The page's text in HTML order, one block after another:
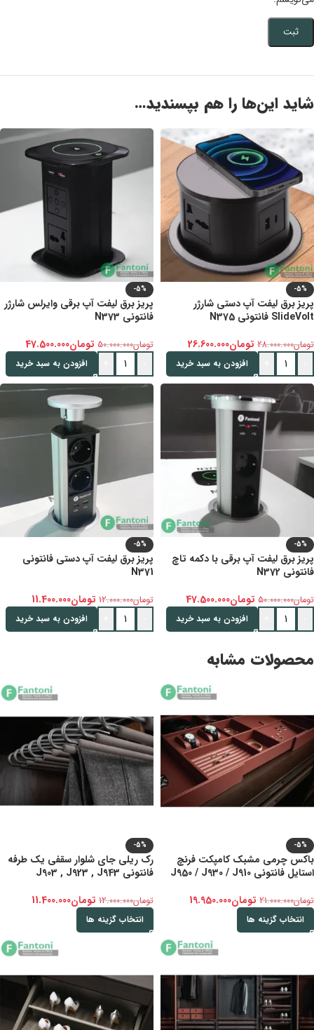
شاید این‌ها را هم بپسندید…
-5%
پریز برق لیفت آپ دستی شارژر
SlideVolt فانتونی N375
تومان28.000.000 تومان26.600.000
افزودن به سبد خرید
-5%
پریز برق لیفت آپ برقی وایرلس شارژر
فانتونی N373
تومان50.000.000 تومان47.500.000
افزودن به سبد خرید
-5%
پریز برق لیفت آپ برقی با دکمه تاچ
فانتونی N372
تومان50.000.000 تومان47.500.000
افزودن به سبد خرید
-5%
پریز برق لیفت آپ دستی فانتونی
N371
تومان12.000.000 تومان11.400.000
افزودن به سبد خرید
محصولات مشابه
-5%
باکس چرمی مشبک کامپکت فرنچ
استایل فانتونی J950 / J930 / J910
تومان21.000.000 تومان19.950.000
انتخاب گزینه ها
-5%
رک ریلی جای شلوار سقفی یک طرفه
فانتونی J903 , J923 , J943
تومان12.000.000 تومان11.400.000
انتخاب گزینه ها